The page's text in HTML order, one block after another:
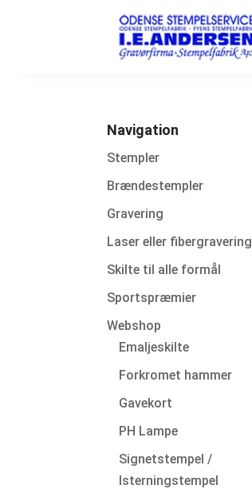
Navigation
Stempler
Brændestempler
Gravering
Laser eller fibergravering
Skilte til alle formål
Sportspræmier
Webshop
Emaljeskilte
Forkromet hammer
Gavekort
PH Lampe
Signetstempel /
Isterningstempel